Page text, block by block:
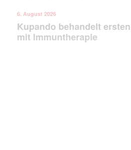
6. August 2026
Kupando behandelt
mit Immuntherapie